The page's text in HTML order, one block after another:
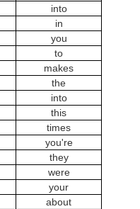
into
in
you
to
makes
the
into
this
times
you're
they
were
your
about